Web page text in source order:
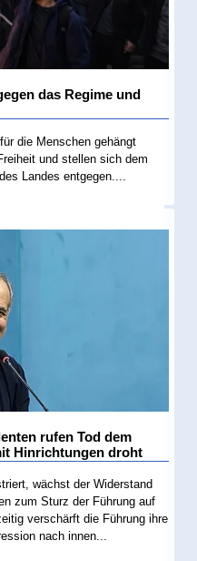
das Regime und
die Menschen gehängt
und stellen sich dem
Landes entgegen....
rufen Tod dem
Hinrichtungen droht
wächst der Widerstand
zum Sturz der Führung auf
verschärft die Führung ihre
nach innen...